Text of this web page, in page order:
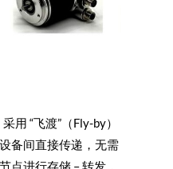
用 “飞渡”（Fly-by）
备间直接传递，无需
点进行存储 – 转发，